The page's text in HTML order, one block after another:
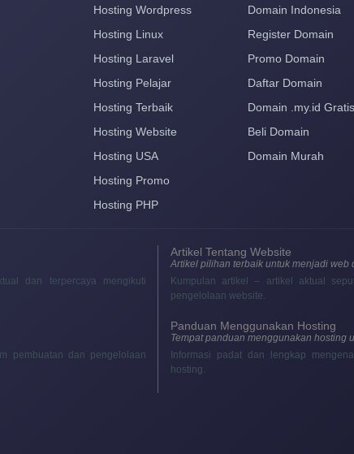
Hosting Wordpress
Hosting Linux
Hosting Laravel
Hosting Pelajar
Hosting Terbaik
Hosting Website
Hosting USA
Hosting Promo
Hosting PHP
Domain Indonesia
Register Domain
Promo Domain
Daftar Domain
Domain .my.id Gratis
Beli Domain
Domain Murah
dan terpercaya mengikuti
Artikel Tentang Website
Artikel pilihan terbaik untuk menjadi web
Kumpulan artikel – artikel aktual
pengelolaan website.
pembuatan dan pengelolaan
Panduan Menggunakan Hosting
Tempat panduan menggunakan hosting
Informasi padat dan lengkap
hosting.